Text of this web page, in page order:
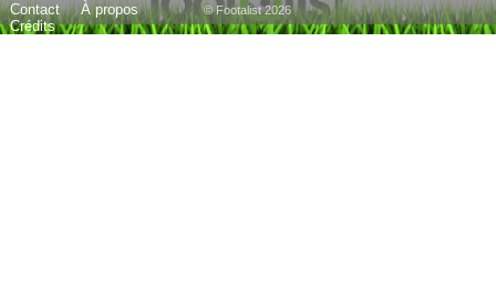
Contact
À propos
Crédits
© Footalist 2026